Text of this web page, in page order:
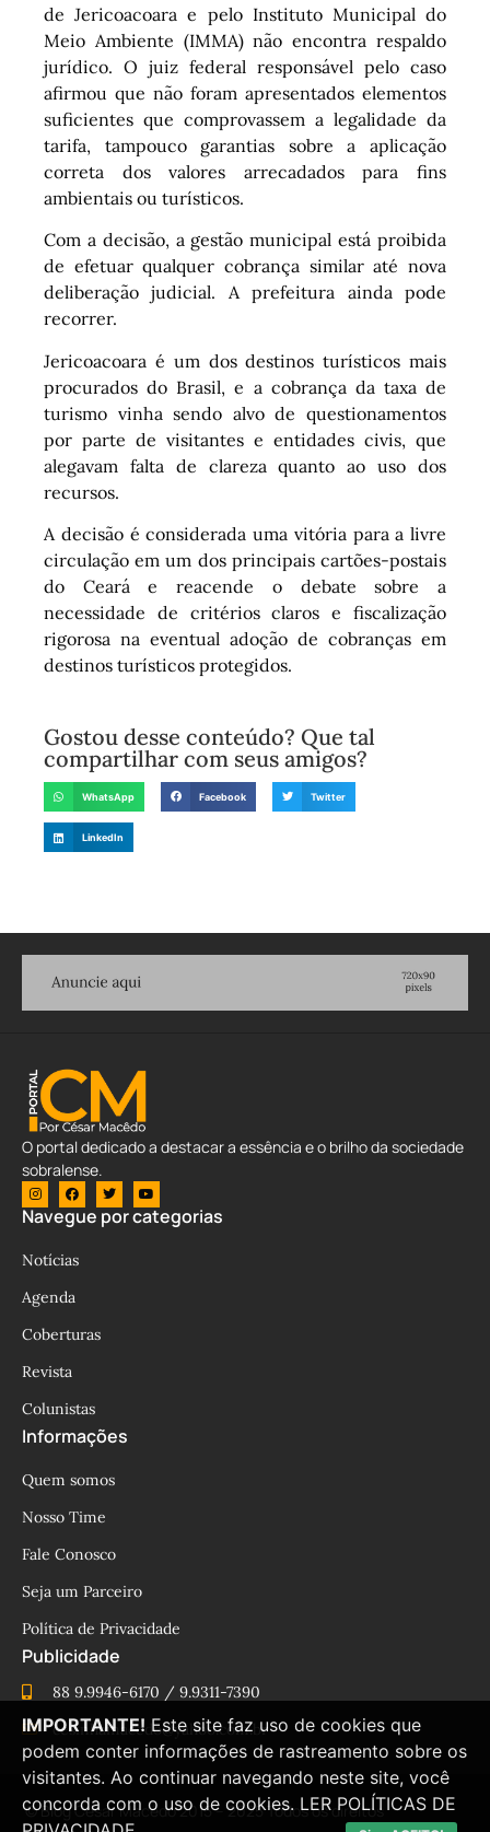
de Jericoacoara e pelo Instituto Municipal do
Meio Ambiente (IMMA) não encontra respaldo
jurídico. O juiz federal responsável pelo caso
afirmou que não foram apresentados elementos
suficientes que comprovassem a legalidade da
tarifa, tampouco garantias sobre a aplicação
correta dos valores arrecadados para fins
ambientais ou turísticos.
Com a decisão, a gestão municipal está proibida
de efetuar qualquer cobrança similar até nova
deliberação judicial. A prefeitura ainda pode
recorrer.
Jericoacoara é um dos destinos turísticos mais
procurados do Brasil, e a cobrança da taxa de
turismo vinha sendo alvo de questionamentos
por parte de visitantes e entidades civis, que
alegavam falta de clareza quanto ao uso dos
recursos.
A decisão é considerada uma vitória para a livre
circulação em um dos principais cartões-postais
do Ceará e reacende o debate sobre a
necessidade de critérios claros e fiscalização
rigorosa na eventual adoção de cobranças em
destinos turísticos protegidos.
Gostou desse conteúdo? Que tal
compartilhar com seus amigos?
WhatsApp Facebook Twitter
LinkedIn
O portal dedicado a destacar a essência e o brilho da sociedade
sobralense.
Navegue por categorias
Notícias
Agenda
Coberturas
Revista
Colunistas
Informações
Quem somos
Nosso Time
Fale Conosco
Seja um Parceiro
Política de Privacidade
Publicidade
88 9.9946-6170 / 9.9311-7390
cesinhamacedo@yahoo.com.br
© Blog César Macêdo 2015 – 2025 Todos os direitos
IMPORTANTE! Este site faz uso de cookies que
podem conter informações de rastreamento sobre os
visitantes. Ao continuar navegando neste site, você
concorda com o uso de cookies. LER POLÍTICAS DE